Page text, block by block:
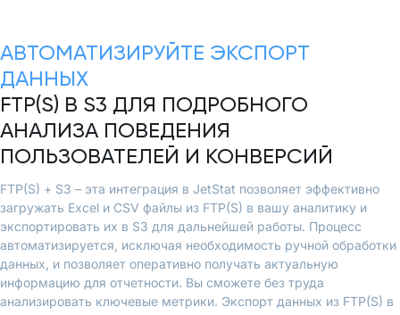
АВТОМАТИЗИРУЙТЕ ЭКСПОРТ
ДАННЫХ
FTP(S) В S3 ДЛЯ ПОДРОБНОГО
АНАЛИЗА ПОВЕДЕНИЯ
ПОЛЬЗОВАТЕЛЕЙ И КОНВЕРСИЙ
FTP(S) + S3 – эта интеграция в JetStat позволяет эффективно
загружать Excel и CSV файлы из FTP(S) в вашу аналитику и
экспортировать их в S3 для дальнейшей работы. Процесс
автоматизируется, исключая необходимость ручной обработки
данных, и позволяет оперативно получать актуальную
информацию для отчетности. Вы сможете без труда
анализировать ключевые метрики. Экспорт данных из FTP(S) в